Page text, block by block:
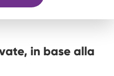
in base alla